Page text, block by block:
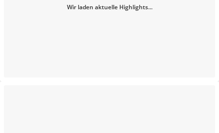
Wir laden aktuelle Highlights...